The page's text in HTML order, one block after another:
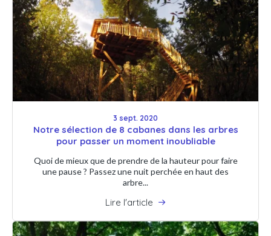
3 sept. 2020
Notre sélection de 8 cabanes dans les arbres
pour passer un moment inoubliable
Quoi de mieux que de prendre de la hauteur pour faire
une pause ? Passez une nuit perchée en haut des
arbre...
Lire l'article